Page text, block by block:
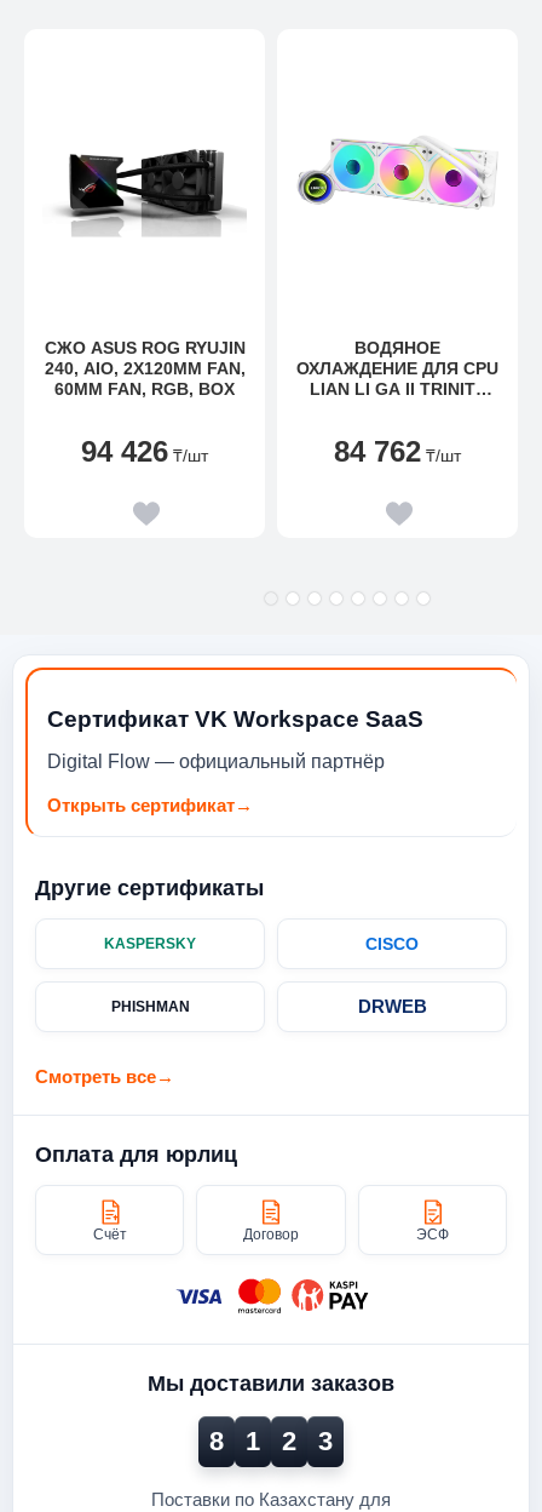
СЖО ASUS ROG RYUJIN
240, AIO, 2X120MM FAN,
60MM FAN, RGB, BOX
94 426 ₸/шт
ВОДЯНОЕ
ОХЛАЖДЕНИЕ ДЛЯ CPU
LIAN LI GA II TRINITY
G89.GA2T36INW.00
84 762 ₸/шт
Сертификат VK Workspace SaaS
Digital Flow — официальный партнёр
Открыть сертификат→
Другие сертификаты
KASPERSKY CISCO
PHISHMAN DRWEB
Смотреть все→
Оплата для юрлиц
Счёт Договор ЭСФ
Мы доставили заказов
8 1 2 3
Поставки по Казахстану для